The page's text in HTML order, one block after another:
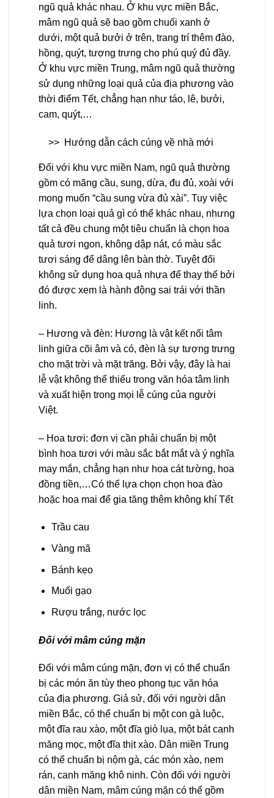
ngũ quả khác nhau. Ở khu vực miền Bắc,
mâm ngũ quả sẽ bao gồm chuối xanh ở
dưới, một quả bưởi ở trên, trang trí thêm đào,
hồng, quýt, tượng trưng cho phú quý đủ đầy.
Ở khu vực miền Trung, mâm ngũ quả thường
sử dụng những loại quả của địa phương vào
thời điểm Tết, chẳng hạn như táo, lê, bưởi,
cam, quýt,…
>> Hướng dẫn cách cúng về nhà mới
Đối với khu vực miền Nam, ngũ quả thường
gồm có mãng cầu, sung, dừa, đu đủ, xoài với
mong muốn “cầu sung vừa đủ xài”. Tuy việc
lựa chọn loại quả gì có thể khác nhau, nhưng
tất cả đều chung một tiêu chuẩn là chọn hoa
quả tươi ngon, không dập nát, có màu sắc
tươi sáng để dâng lên bàn thờ. Tuyệt đối
không sử dụng hoa quả nhựa để thay thế bởi
đó được xem là hành động sai trái với thần
linh.
– Hương và đèn: Hương là vật kết nối tâm
linh giữa cõi âm và có, đèn là sự tượng trưng
cho mặt trời và mặt trăng. Bởi vậy, đây là hai
lễ vật không thể thiếu trong văn hóa tâm linh
và xuất hiện trong mọi lễ cúng của người
Việt.
– Hoa tươi: đơn vị cần phải chuẩn bị một
bình hoa tươi với màu sắc bắt mắt và ý nghĩa
may mắn, chẳng hạn như hoa cát tường, hoa
đồng tiền,…Có thể lựa chọn chọn hoa đào
hoặc hoa mai để gia tăng thêm không khí Tết
Trầu cau
Vàng mã
Bánh kẹo
Muối gạo
Rượu trắng, nước lọc
Đối với mâm cúng mặn
Đối với mâm cúng mặn, đơn vị có thể chuẩn
bị các món ăn tùy theo phong tục văn hóa
của địa phương. Giả sử, đối với người dân
miền Bắc, có thể chuẩn bị một con gà luộc,
một đĩa rau xào, một đĩa giò lụa, một bát canh
măng mọc, một đĩa thịt xào. Dân miền Trung
có thể chuẩn bị nộm gà, các món xào, nem
rán, canh măng khô ninh. Còn đối với người
dân miền Nam, mâm cúng mặn có thể gồm